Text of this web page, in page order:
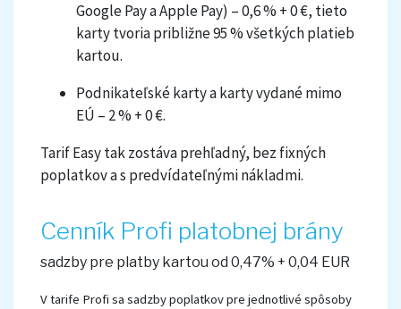
Google Pay a Apple Pay) – 0,6 % + 0 €, tieto
karty tvoria približne 95 % všetkých platieb
kartou.
Podnikateľské karty a karty vydané mimo
EÚ – 2 % + 0 €.
Tarif Easy tak zostáva prehľadný, bez fixných
poplatkov a s predvídateľnými nákladmi.
Cenník Profi platobnej brány
sadzby pre platby kartou od 0,47% + 0,04 EUR
V tarife Profi sa sadzby poplatkov pre jednotlivé spôsoby